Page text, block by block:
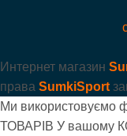
Интернет магазин
права SumkiSport
Ми
ТОВАРІВ У вашому